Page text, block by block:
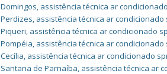
Domingos, assistência técnica ar
Perdizes, assistência técnica ar
Piqueri, assistência técnica ar condicionado
Pompéia, assistência técnica ar condicionado
Cecília, assistência técnica ar condicionado
Santana de Parnaíba, assistência técnica ar